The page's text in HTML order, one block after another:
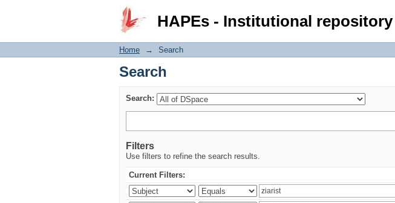
HAPEs - Institutional
Search
Home → Search
Search
Search:
Filters
Use filters to refine the search results.
Current Filters: